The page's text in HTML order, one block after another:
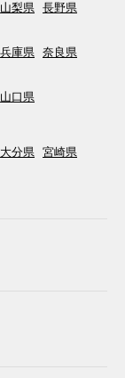
山梨県 長野県
兵庫県 奈良県
山口県
大分県 宮崎県